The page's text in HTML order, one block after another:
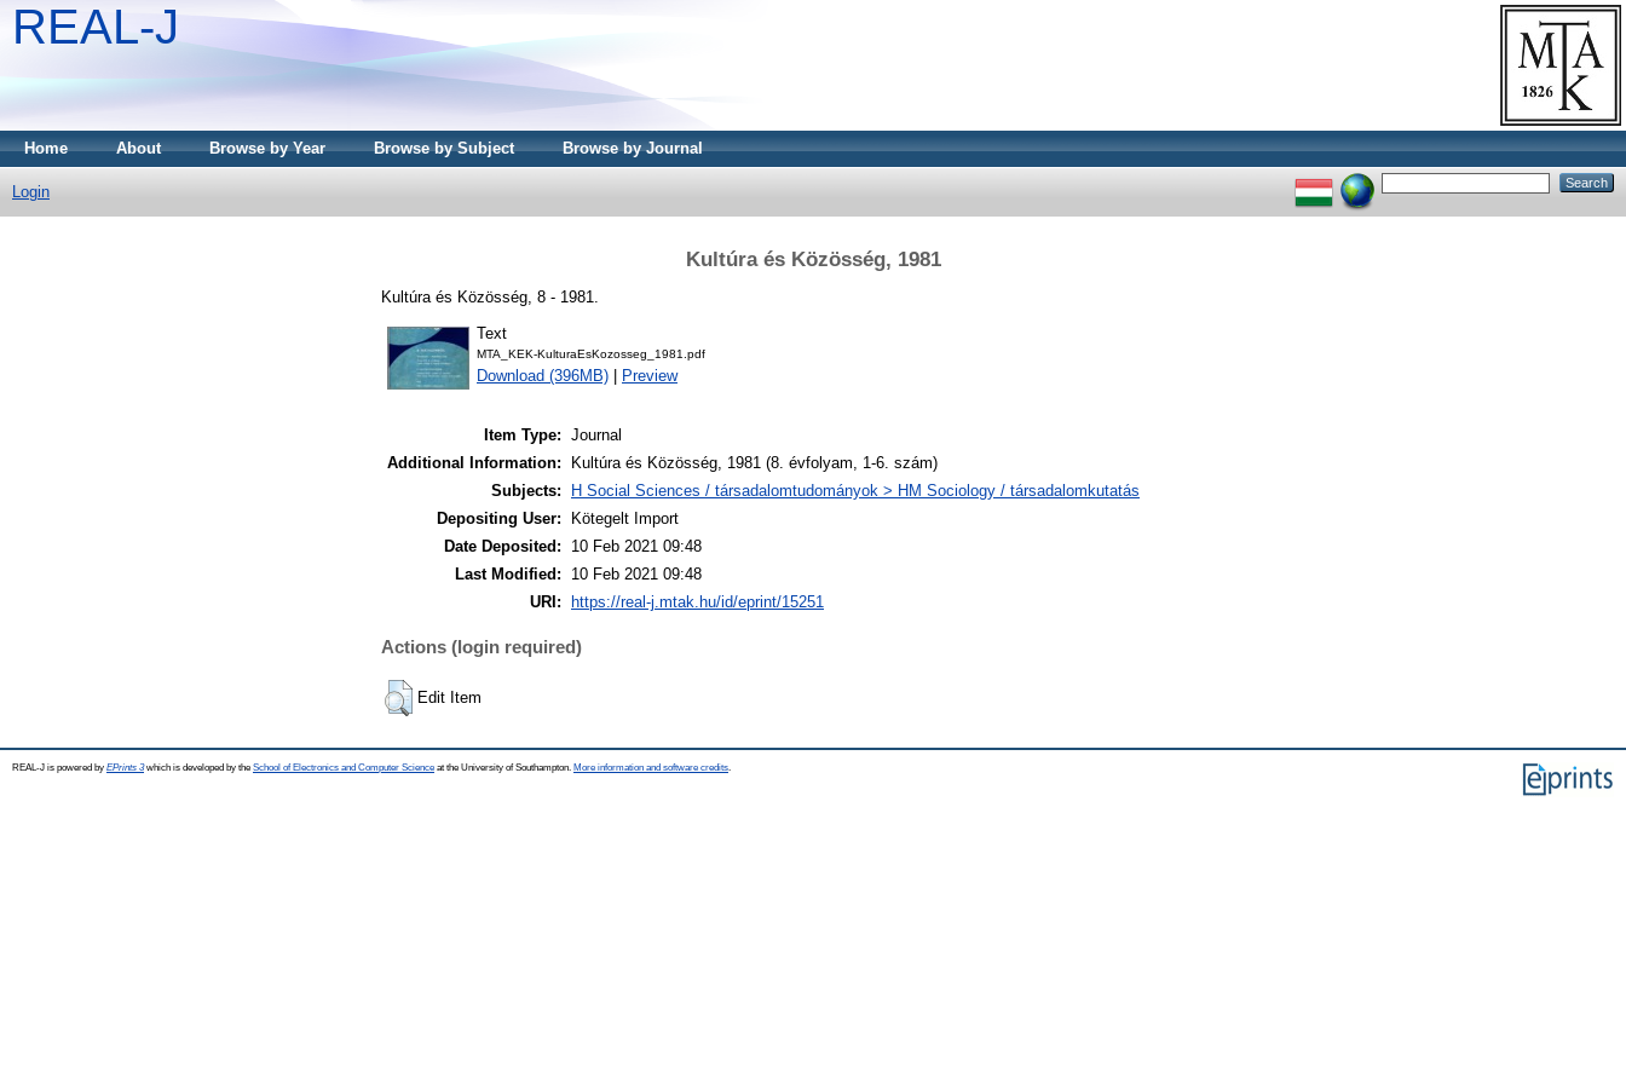
REAL-J
Home About Browse by Year Browse by Subject Browse by Journal
Login
Kultúra és Közösség, 1981
Kultúra és Közösség, 8 - 1981.
Text
MTA_KEK-KulturaEsKozosseg_1981.pdf
Download (396MB) Preview
Item Type: Journal
Additional Information:
Kultúra és Közösség, 1981 (8. évfolyam, 1-6. szám)
Subjects:
H Social Sciences / társadalomtudományok > HM Sociology / társadalomkutatás
Depositing User:
Kötegelt Import
Date Deposited:
10 Feb 2021 09:48
Last Modified:
10 Feb 2021 09:48
URI:
https://real-j.mtak.hu/id/eprint/15251
Actions (login required)
Edit Item
REAL-J is powered by EPrints 3which is developed by the School of Electronics and Computer Science at the University of Southampton. More information and software credits